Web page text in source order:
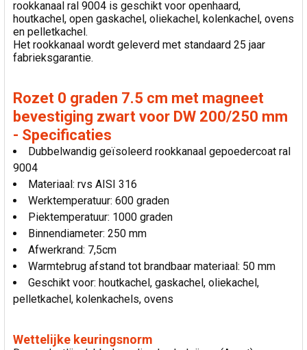
rookkanaal ral 9004 is geschikt voor openhaard,
houtkachel, open gaskachel, oliekachel, kolenkachel, ovens
en pelletkachel.
Het rookkanaal wordt geleverd met standaard 25 jaar
fabrieksgarantie.
Rozet 0 graden 7.5 cm met magneet
bevestiging zwart voor DW 200/250 mm
- Specificaties
Dubbelwandig geïsoleerd rookkanaal gepoedercoat ral
9004
Materiaal: rvs AISI 316
Werktemperatuur: 600 graden
Piektemperatuur: 1000 graden
Binnendiameter: 250 mm
Afwerkrand: 7,5cm
Warmtebrug afstand tot brandbaar materiaal: 50 mm
Geschikt voor: houtkachel, gaskachel, oliekachel,
pelletkachel, kolenkachels, ovens
Wettelijke keuringsnorm